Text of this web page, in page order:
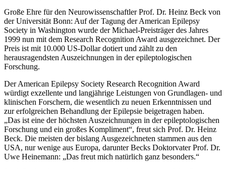
Große Ehre für den Neurowissenschaftler Prof. Dr. Heinz Beck von
der Universität Bonn: Auf der Tagung der American Epilepsy
Society in Washington wurde der Michael-Preisträger des Jahres
1999 nun mit dem Research Recognition Award ausgezeichnet. Der
Preis ist mit 10.000 US-Dollar dotiert und zählt zu den
herausragendsten Auszeichnungen in der epileptologischen
Forschung.
Der American Epilepsy Society Research Recognition Award
würdigt exzellente und langjährige Leistungen von Grundlagen- und
klinischen Forschern, die wesentlich zu neuen Erkenntnissen und
zur erfolgreichen Behandlung der Epilepsie beigetragen haben.
„Das ist eine der höchsten Auszeichnungen in der epileptologischen
Forschung und ein großes Kompliment“, freut sich Prof. Dr. Heinz
Beck. Die meisten der bislang Ausgezeichneten stammen aus den
USA, nur wenige aus Europa, darunter Becks Doktorvater Prof. Dr.
Uwe Heinemann: „Das freut mich natürlich ganz besonders.“